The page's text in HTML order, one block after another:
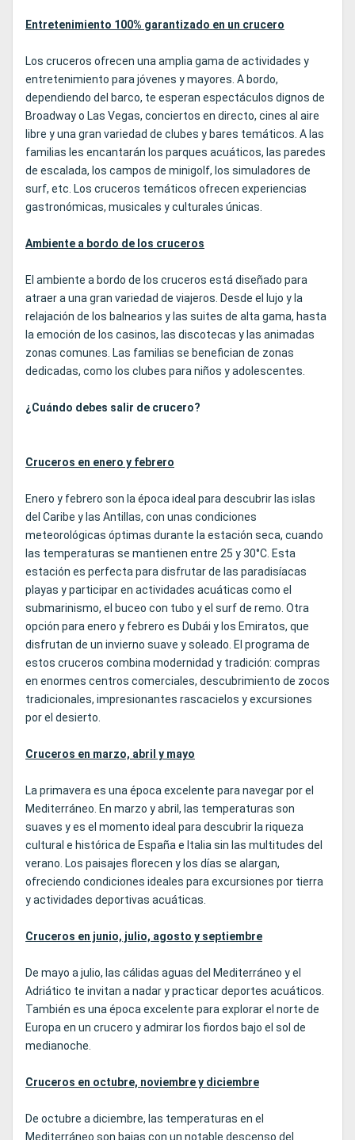
Entretenimiento 100% garantizado en un crucero
Los cruceros ofrecen una amplia gama de actividades y
entretenimiento para jóvenes y mayores. A bordo,
dependiendo del barco, te esperan espectáculos dignos de
Broadway o Las Vegas, conciertos en directo, cines al aire
libre y una gran variedad de clubes y bares temáticos. A las
familias les encantarán los parques acuáticos, las paredes
de escalada, los campos de minigolf, los simuladores de
surf, etc. Los cruceros temáticos ofrecen experiencias
gastronómicas, musicales y culturales únicas.
Ambiente a bordo de los cruceros
El ambiente a bordo de los cruceros está diseñado para
atraer a una gran variedad de viajeros. Desde el lujo y la
relajación de los balnearios y las suites de alta gama, hasta
la emoción de los casinos, las discotecas y las animadas
zonas comunes. Las familias se benefician de zonas
dedicadas, como los clubes para niños y adolescentes.
¿Cuándo debes salir de crucero?
Cruceros en enero y febrero
Enero y febrero son la época ideal para descubrir las islas
del Caribe y las Antillas, con unas condiciones
meteorológicas óptimas durante la estación seca, cuando
las temperaturas se mantienen entre 25 y 30°C. Esta
estación es perfecta para disfrutar de las paradisíacas
playas y participar en actividades acuáticas como el
submarinismo, el buceo con tubo y el surf de remo. Otra
opción para enero y febrero es Dubái y los Emiratos, que
disfrutan de un invierno suave y soleado. El programa de
estos cruceros combina modernidad y tradición: compras
en enormes centros comerciales, descubrimiento de zocos
tradicionales, impresionantes rascacielos y excursiones
por el desierto.
Cruceros en marzo, abril y mayo
La primavera es una época excelente para navegar por el
Mediterráneo. En marzo y abril, las temperaturas son
suaves y es el momento ideal para descubrir la riqueza
cultural e histórica de España e Italia sin las multitudes del
verano. Los paisajes florecen y los días se alargan,
ofreciendo condiciones ideales para excursiones por tierra
y actividades deportivas acuáticas.
Cruceros en junio, julio, agosto y septiembre
De mayo a julio, las cálidas aguas del Mediterráneo y el
Adriático te invitan a nadar y practicar deportes acuáticos.
También es una época excelente para explorar el norte de
Europa en un crucero y admirar los fiordos bajo el sol de
medianoche.
Cruceros en octubre, noviembre y diciembre
De octubre a diciembre, las temperaturas en el
Mediterráneo son bajas con un notable descenso del